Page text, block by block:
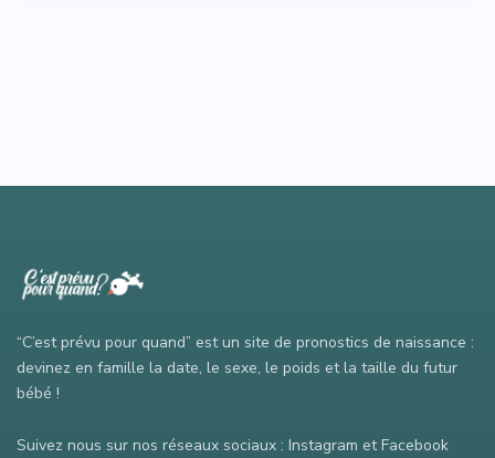
“C’est prévu pour quand” est un site de pronostics de naissance :
devinez en famille la date, le sexe, le poids et la taille du futur
bébé !
Suivez nous sur nos réseaux sociaux : Instagram et Facebook